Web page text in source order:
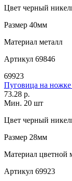
Цвет черный
Размер 40мм
Материал металл
Артикул 69846
69923
Пуговица на
73.28 р.
Мин. 20 шт
Цвет черный
Размер 28мм
Материал цветной
Артикул 69923